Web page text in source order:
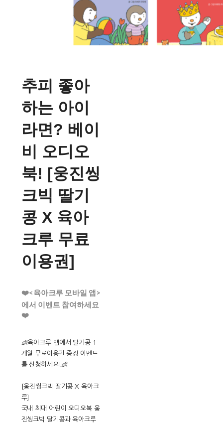
추피 좋아
하는 아이
라면? 베이
비 오디오
북! [웅진씽
크빅 딸기
콩 X 육아
크루 무료
이용권]
❤️<육아크루 모바일 앱>
에서 이벤트 참여하세요
❤️
👶육아크루 앱에서 딸기콩 1
개월 무료이용권 증정 이벤트
를 신청하세요!👶
[웅진씽크빅 딸기콩 X 육아크
루]
국내 최대 어린이 오디오북 웅
진씽크빅 딸기콩과 육아크루